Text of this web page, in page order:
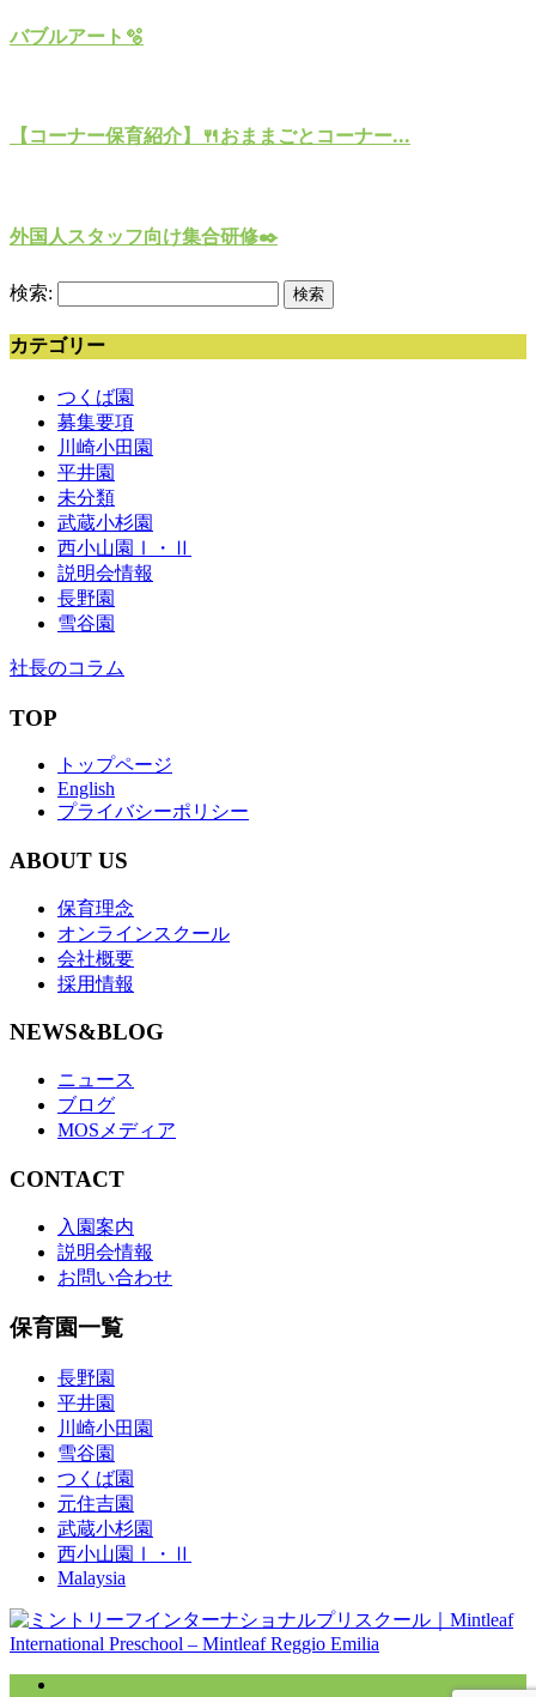
バブルアート🫧
【コーナー保育紹介】🍴おままごとコーナー...
外国人スタッフ向け集合研修✒️
検索:
カテゴリー
つくば園
募集要項
川崎小田園
平井園
未分類
武蔵小杉園
西小山園Ⅰ・Ⅱ
説明会情報
長野園
雪谷園
社長のコラム
TOP
トップページ
English
プライバシーポリシー
ABOUT US
保育理念
オンラインスクール
会社概要
採用情報
NEWS&BLOG
ニュース
ブログ
MOSメディア
CONTACT
入園案内
説明会情報
お問い合わせ
保育園一覧
長野園
平井園
川崎小田園
雪谷園
つくば園
元住吉園
武蔵小杉園
西小山園Ⅰ・Ⅱ
Malaysia